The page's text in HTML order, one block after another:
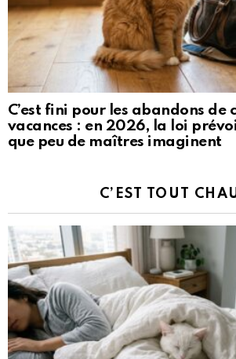
C’est fini pour les abandons de
vacances : en 2026, la loi
que peu de maîtres imaginent
C’EST TOUT